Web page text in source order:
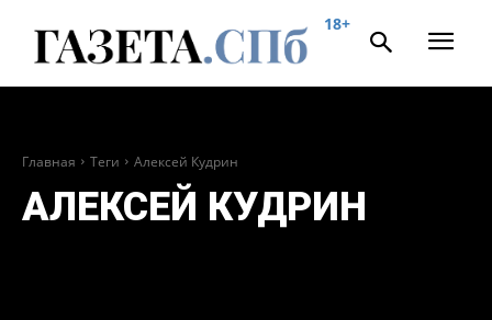
18+
Главная Теги Алексей Кудрин
АЛЕКСЕЙ КУДРИН